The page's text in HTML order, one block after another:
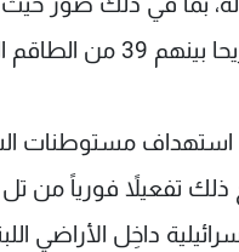
استهداف مستوطنات
تفعيلاً فورياً من تل
داخِل الأراضي